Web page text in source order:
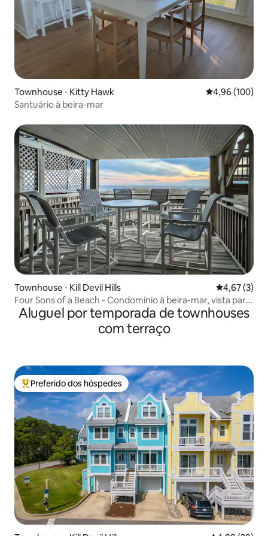
Townhouse ⋅ Kitty Hawk 4,96 de uma
4,96 (100)
Santuário à beira-mar
Townhouse ⋅ Kill Devil Hills 4,67 de
4,67 (3)
Four Sons of a Beach - Condomínio à beira-mar, vista para
o mar
Aluguel por temporada de townhouses
com terraço
Entre os melhores preferidos dos hóspedes
Preferido dos hóspedes